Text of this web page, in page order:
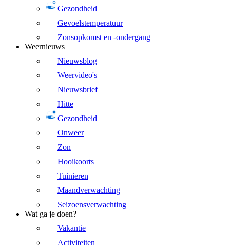
Gezondheid
Gevoelstemperatuur
Zonsopkomst en -ondergang
Weernieuws
Nieuwsblog
Weervideo's
Nieuwsbrief
Hitte
Gezondheid
Onweer
Zon
Hooikoorts
Tuinieren
Maandverwachting
Seizoensverwachting
Wat ga je doen?
Vakantie
Activiteiten